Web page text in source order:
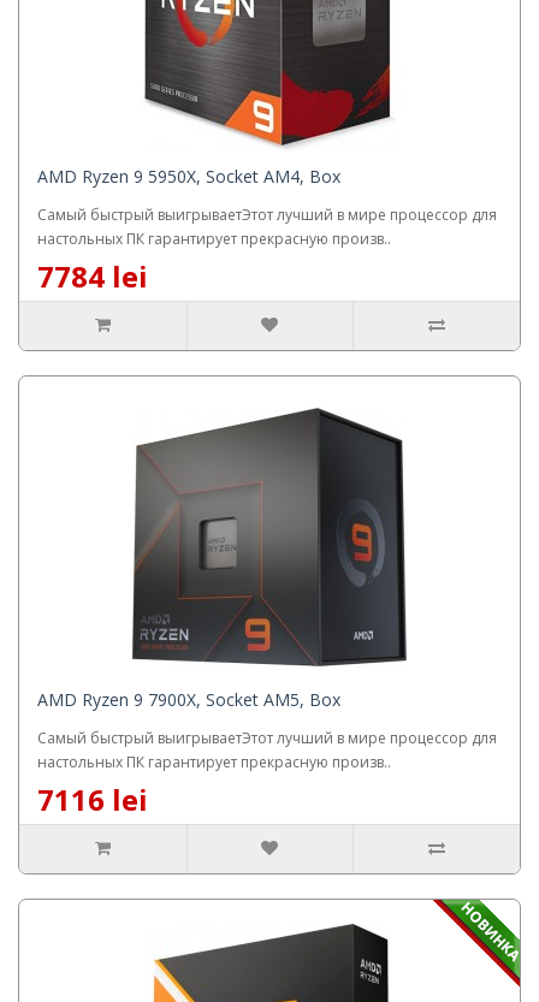
AMD Ryzen 9 5950X, Socket AM4, Box
Самый быстрый выигрываетЭтот лучший в мире процессор для
настольных ПК гарантирует прекрасную произв..
7784 lei
AMD Ryzen 9 7900X, Socket AM5, Box
Самый быстрый выигрываетЭтот лучший в мире процессор для
настольных ПК гарантирует прекрасную произв..
7116 lei